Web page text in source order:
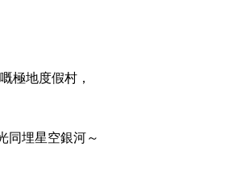
極地度假村，
同埋星空銀河～